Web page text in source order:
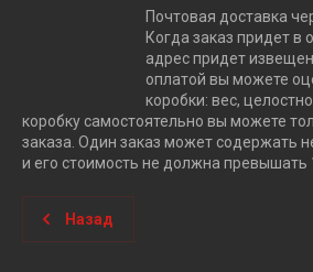
Почтовая доставка
Когда заказ придет в
адрес придет
оплатой вы можете
коробки: вес,
коробку самостоятельно вы можете
заказа. Один заказ может содержать
и его стоимость не должна превышать
Назад